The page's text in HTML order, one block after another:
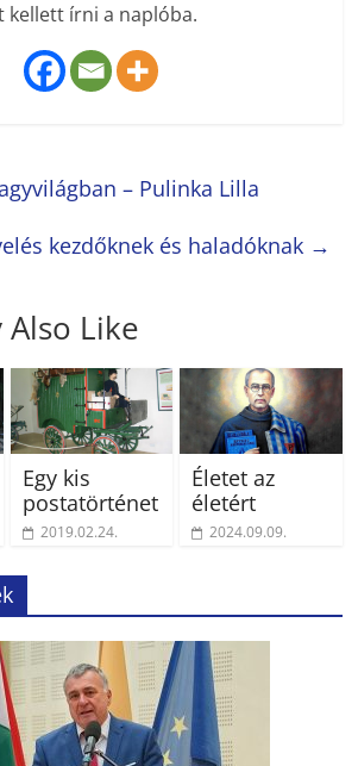
kellett írni a naplóba.
– Pulinka Lilla
kezdőknek és haladóknak →
Also Like
Egy kis
postatörténet
2019.02.24.
Életet az
életért
2024.09.09.